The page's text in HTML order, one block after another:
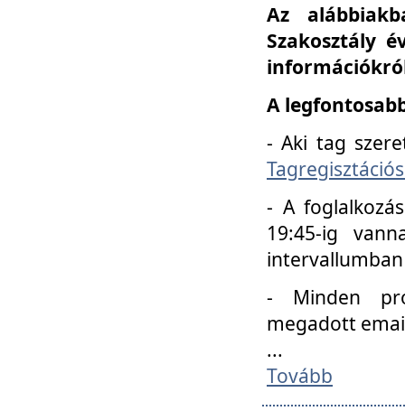
Az
Szakosztály
A
- Aki tag
- A
19:45-ig
- Minden
megadott
...
Tovább